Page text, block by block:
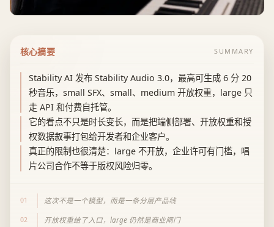
核心摘要 SUMMARY
Stability AI 发布 Stability Audio 3.0，最高可生成 6 分 20
秒音乐，small SFX、small、medium 开放权重，large 只
走 API 和付费自托管。
它的看点不只是时长变长，而是把端侧部署、开放权重和授
权数据叙事打包给开发者和企业客户。
真正的限制也很清楚：large 不开放，企业许可有门槛，唱
片公司合作不等于版权风险归零。
01 这次不是一个模型，而是一条分层产品线
02 开放权重给了入口，large 仍然是商业闸门